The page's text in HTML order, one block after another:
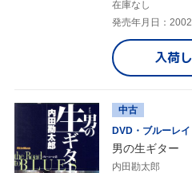
在庫なし
発売年月日：
入荷
中古
DVD・ブルーレイ
男の生ギター
内田勘太郎